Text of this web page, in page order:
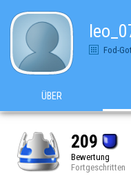
Fod-
ÜBER
209
Bewertung
Fortgeschritten